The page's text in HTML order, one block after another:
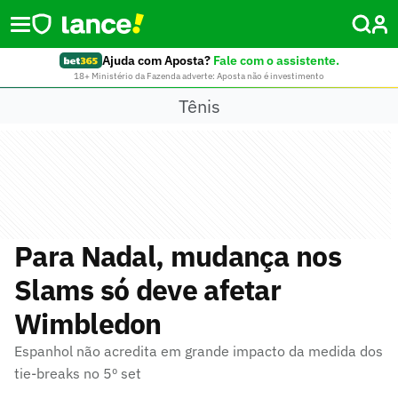
Ajuda com Aposta? Fale com o assistente.
18+ Ministério da Fazenda adverte: Aposta não é investimento
Tênis
Para Nadal, mudança nos
Slams só deve afetar
Wimbledon
Espanhol não acredita em grande impacto da medida dos
tie-breaks no 5º set